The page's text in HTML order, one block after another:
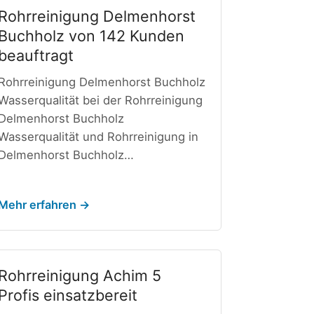
Delmenhorst
von 142 Kunden
Delmenhorst Buchholz
bei der Rohrreinigung
Buchholz
und Rohrreinigung in
Buchholz…
erfahren →
Achim 5
einsatzbereit